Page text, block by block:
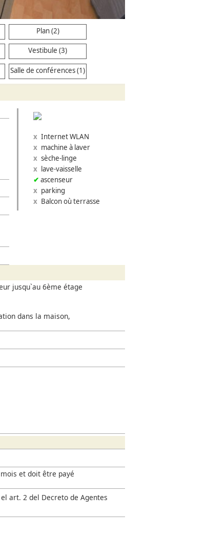
Plan (2)
Vestibule (3)
Salle de conférences (1)
Internet WLAN
machine à laver
sèche-linge
lave-vaisselle
ascenseur
parking
Balcon où terrasse
jusqu`au 6ème étage
dans la maison,
et doit être payé
art. 2 del Decreto de Agentes